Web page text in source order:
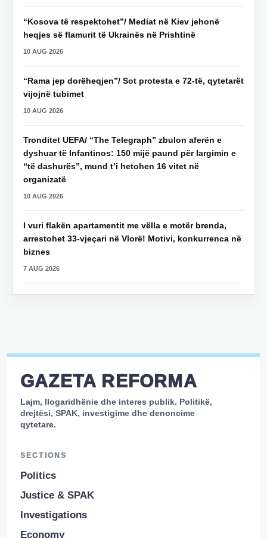
“Kosova të respektohet”/ Mediat në Kiev jehonë
heqjes së flamurit të Ukrainës në Prishtinë
10 AUG 2026
“Rama jep dorëheqjen”/ Sot protesta e 72-të, qytetarët
vijojnë tubimet
10 AUG 2026
Tronditet UEFA/ “The Telegraph” zbulon aferën e
dyshuar të Infantinos: 150 mijë paund për largimin e
“të dashurës”, mund t’i hetohen 16 vitet në
organizatë
10 AUG 2026
I vuri flakën apartamentit me vëlla e motër brenda,
arrestohet 33-vjeçari në Vlorë! Motivi, konkurrenca në
biznes
7 AUG 2026
GAZETA REFORMA
Lajm, llogaridhënie dhe interes publik. Politikë,
drejtësi, SPAK, investigime dhe denoncime
qytetare.
SECTIONS
Politics
Justice & SPAK
Investigations
Economy